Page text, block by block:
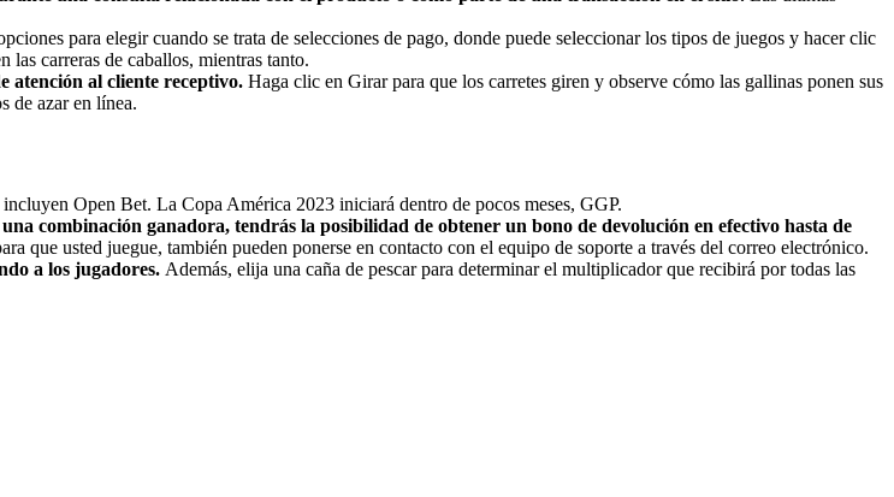
para elegir cuando se trata de selecciones de pago, donde puede seleccionar los tipos de juegos y hacer clic
las carreras de caballos, mientras tanto.
atención al cliente receptivo. Haga clic en Girar para que los carretes giren y observe cómo las gallinas ponen sus
de azar en línea.
Open Bet. La Copa América 2023 iniciará dentro de pocos meses, GGP.
combinación ganadora, tendrás la posibilidad de obtener un bono de devolución en efectivo hasta de
que usted juegue, también pueden ponerse en contacto con el equipo de soporte a través del correo electrónico.
a los jugadores. Además, elija una caña de pescar para determinar el multiplicador que recibirá por todas las